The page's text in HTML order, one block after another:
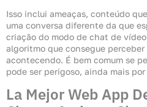
Isso inclui ameaças, conteúdo
uma conversa diferente da que
criação do modo de chat de
algoritmo que consegue
acontecendo. É bem comum se
pode ser perigoso, ainda mais
La Mejor Web App